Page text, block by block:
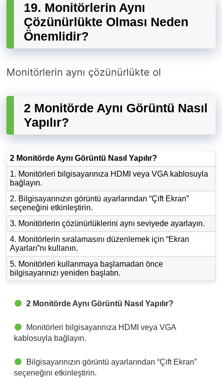
19. Monitörlerin Aynı
Çözünürlükte Olması Neden
Önemlidir?
Monitörlerin aynı çözünürlükte ol
2 Monitörde Aynı Görüntü Nasıl
Yapılır?
2 Monitörde Aynı Görüntü Nasıl Yapılır?
1. Monitörleri bilgisayarınıza HDMI veya VGA kablosuyla
bağlayın.
2. Bilgisayarınızın görüntü ayarlarından “Çift Ekran”
seçeneğini etkinleştirin.
3. Monitörlerin çözünürlüklerini aynı seviyede ayarlayın.
4. Monitörlerin sıralamasını düzenlemek için “Ekran
Ayarları”nı kullanın.
5. Monitörleri kullanmaya başlamadan önce
bilgisayarınızı yeniden başlatın.
2 Monitörde Aynı Görüntü Nasıl Yapılır?
Monitörleri bilgisayarınıza HDMI veya VGA
kablosuyla bağlayın.
Bilgisayarınızın görüntü ayarlarından “Çift Ekran”
seçeneğini etkinleştirin.